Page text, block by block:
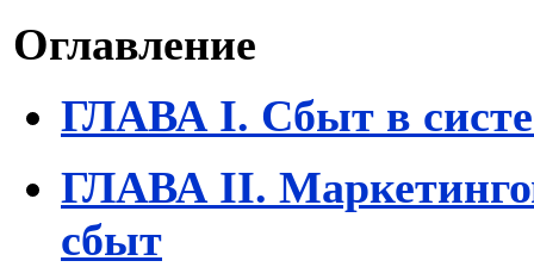
Оглавление
ГЛАВА I. Сбыт в
ГЛАВА II.
сбыт